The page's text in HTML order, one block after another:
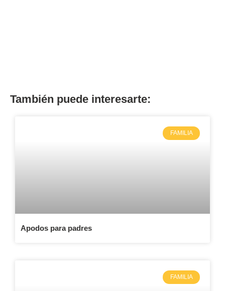
También puede interesarte:
FAMILIA
Apodos para padres
FAMILIA